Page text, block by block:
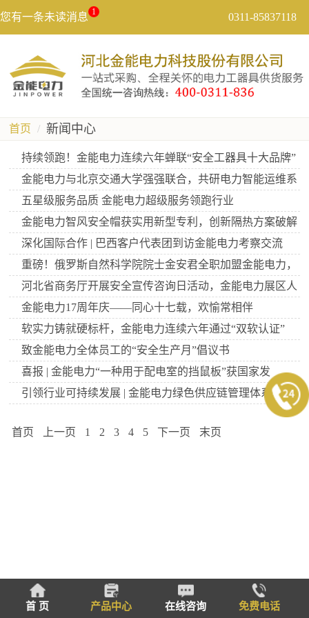
您有一条未读消息 1 0311-85837118
首页 新闻中心
持续领跑！金能电力连续六年蝉联“安全工器具十大品牌”
金能电力与北京交通大学强强联合，共研电力智能运维系
统
五星级服务品质 金能电力超级服务领跑行业
金能电力智风安全帽获实用新型专利，创新隔热方案破解
高
深化国际合作 | 巴西客户代表团到访金能电力考察交流
重磅！俄罗斯自然科学院院士金安君全职加盟金能电力，
助
河北省商务厅开展安全宣传咨询日活动，金能电力展区人
气
金能电力17周年庆——同心十七载，欢愉常相伴
软实力铸就硬标杆，金能电力连续六年通过“双软认证”
致金能电力全体员工的“安全生产月”倡议书
喜报 | 金能电力“一种用于配电室的挡鼠板”获国家发
引领行业可持续发展 | 金能电力绿色供应链管理体系认
首页 上一页 1 2 3 4 5 下一页 末页
首 页 产品中心 在线咨询 免费电话